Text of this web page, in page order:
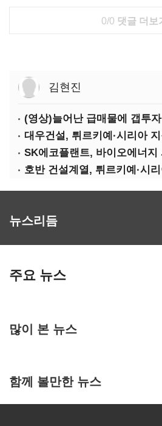
0/0 댓글 더보
김현진
대우건설, 튀르키예·시리아
SK에코플랜트, 바이오에너지
호반 건설계열, 튀르키예·시
뉴스리듬
주요 뉴스
많이 본 뉴스
함께 볼만한 뉴스